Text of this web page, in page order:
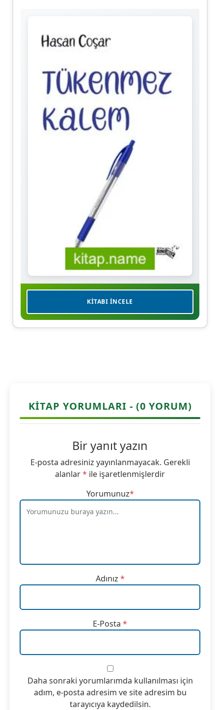
KITABI İNCELE
KITAP YORUMLARI - (0 YORUM)
Bir yanıt yazın
E-posta adresiniz yayınlanmayacak. Gerekli
alanlar* ile işaretlenmişlerdir
Yorumunuz*
Adınız *
E-Posta *
Daha sonraki yorumlarımda kullanılması için
adım, e-posta adresim ve site adresim bu
tarayıcıya kaydedilsin.